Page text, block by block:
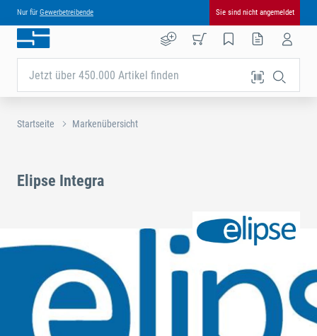
Nur für Gewerbetreibende Sie sind nicht angemeldet
Jetzt über 450.000 Artikel finden
Startseite Markenübersicht
Elipse Integra